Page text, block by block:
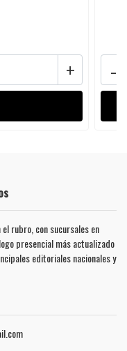
+ -
rubro, con sucursales en
presencial más actualizado
editoriales nacionales y